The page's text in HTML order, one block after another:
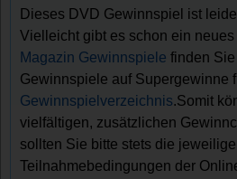
Dieses DVD Gewinnspiel ist
Vielleicht gibt es schon ein
Magazin Gewinnspiele finden
Gewinnspiele auf Supergewinne
Gewinnspielverzeichnis.Somit
vielfältigen, zusätzlichen
sollten Sie bitte stets die
Teilnahmebedingungen der